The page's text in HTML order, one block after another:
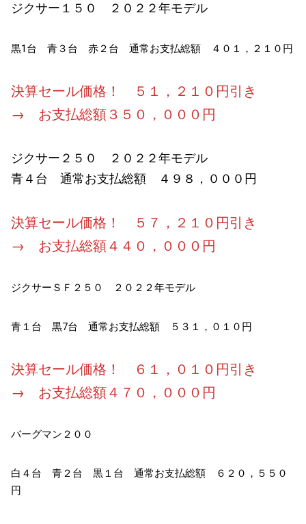
ジクサー１５０ ２０２２年モデル
黒1台 青３台 赤２台 通常お支払総額 ４０１，２１０円
決算セール価格！ ５１，２１０円引き
→ お支払総額３５０，０００円
ジクサー２５０ ２０２２年モデル
青４台 通常お支払総額 ４９８，０００円
決算セール価格！ ５７，２１０円引き
→ お支払総額４４０，０００円
ジクサーＳＦ２５０ ２０２２年モデル
青１台 黒7台 通常お支払総額 ５３１，０１０円
決算セール価格！ ６１，０１０円引き
→ お支払総額４７０，０００円
バーグマン２００
白４台 青２台 黒１台 通常お支払総額 ６２０，５５０
円